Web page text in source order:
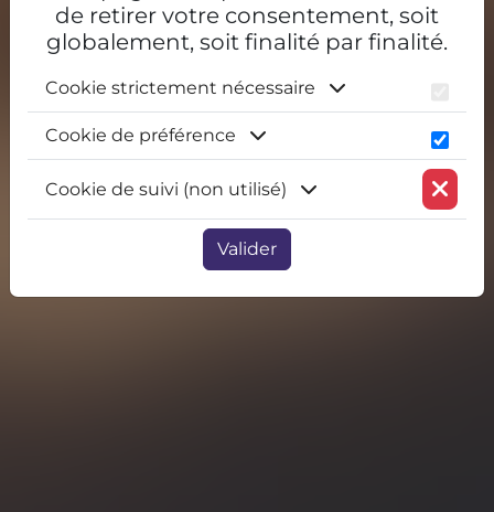
de retirer votre consentement, soit
globalement, soit finalité par finalité.
Cookie strictement nécessaire
Cookie de préférence
Cookie de suivi (non utilisé)
Valider